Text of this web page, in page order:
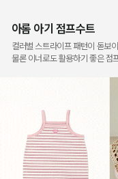
아롬 아기 점프수트
컬러별 스트라이프 패턴이 돋보
물론 이너로도 활용하기 좋은 점